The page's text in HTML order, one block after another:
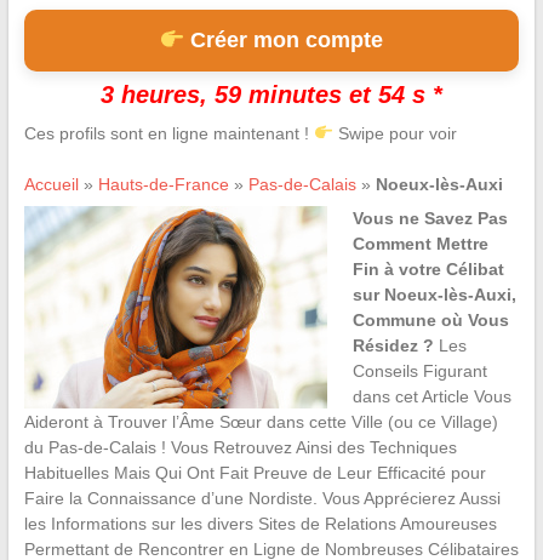
Créer mon compte
3 heures, 59 minutes et 53 s *
Ces profils sont en ligne maintenant ! Swipe pour voir
Accueil» Hauts-de-France » Pas-de-Calais» Noeux-lès-Auxi
Vous ne Savez Pas
Comment Mettre
Fin à votre Célibat
sur Noeux-lès-Auxi,
Commune où Vous
Résidez ? Les
Conseils Figurant
dans cet Article Vous
Aideront à Trouver l’Âme Sœur dans cette Ville (ou ce Village)
du Pas-de-Calais ! Vous Retrouvez Ainsi des Techniques
Habituelles Mais Qui Ont Fait Preuve de Leur Efficacité pour
Faire la Connaissance d’une Nordiste. Vous Apprécierez Aussi
les Informations sur les divers Sites de Relations Amoureuses
Permettant de Rencontrer en Ligne de Nombreuses Célibataires